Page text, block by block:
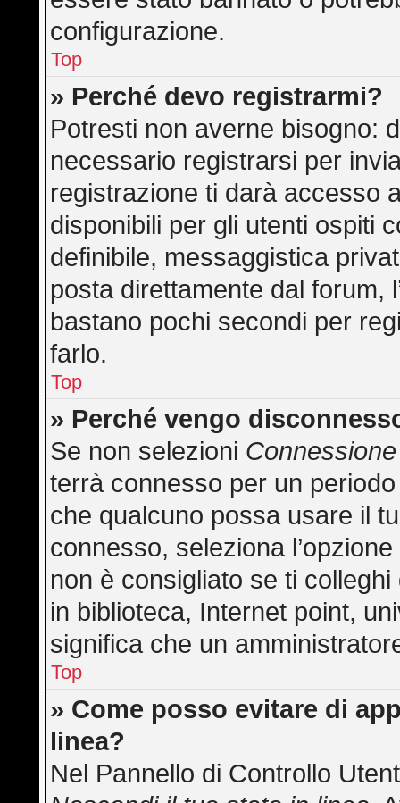
configurazione.
Top
» Perché devo registrarmi?
Potresti non averne bisogno:
necessario registrarsi per
registrazione ti darà accesso
disponibili per gli utenti ospiti
definibile, messaggistica
posta direttamente dal forum,
bastano pochi secondi per
farlo.
Top
» Perché vengo
Se non selezioni
terrà connesso per un
che qualcuno possa usare il
connesso, seleziona
non è consigliato se ti
in biblioteca, Internet point,
significa che un
Top
» Come posso evitare di
linea?
Nel Pannello di Controllo